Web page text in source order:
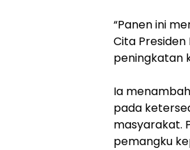
‎“Panen ini
Cita
peningkatan
‎Ia
pada
masyarakat.
pemangku